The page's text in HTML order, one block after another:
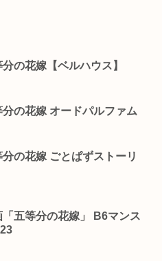
分の花嫁【ベルハウス】
分の花嫁 オードパルファム
分の花嫁 ごとぱずストーリ
「五等分の花嫁」 B6マンス